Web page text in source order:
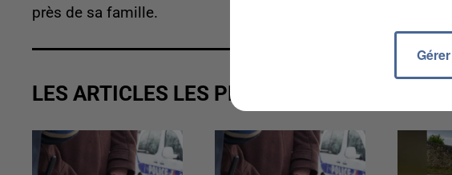
près de sa famille.
LES ARTICLES LES PLUS VUS